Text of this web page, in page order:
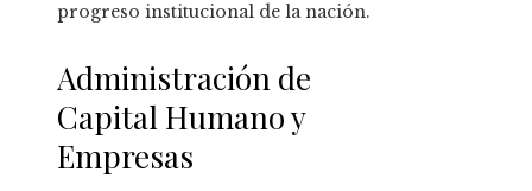
progreso institucional de la nación.
Administración de
Capital Humano y
Empresas